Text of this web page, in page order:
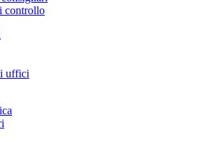
controllo
uffici